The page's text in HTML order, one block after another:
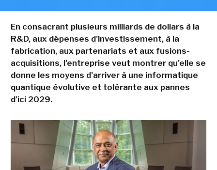
En consacrant plusieurs milliards de dollars à la
R&D, aux dépenses d'investissement, à la
fabrication, aux partenariats et aux fusions-
acquisitions, l'entreprise veut montrer qu'elle se
donne les moyens d'arriver à une informatique
quantique évolutive et tolérante aux pannes
d'ici 2029.